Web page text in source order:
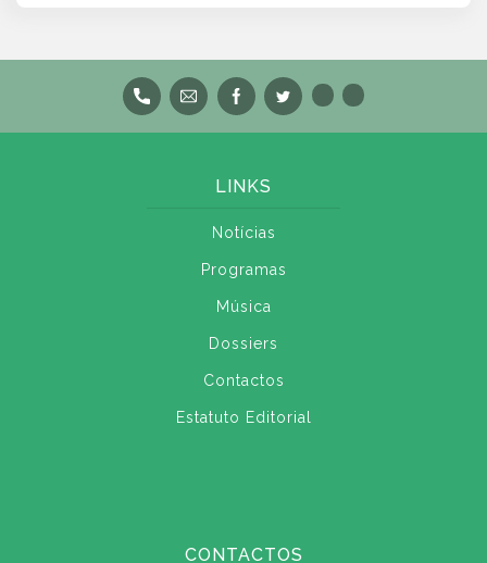
LINKS
Notícias
Programas
Música
Dossiers
Contactos
Estatuto Editorial
CONTACTOS